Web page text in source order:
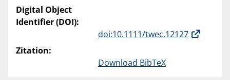
Digital Object
Identifier (DOI):
doi:10.1111/twec.12127
Zitation:
Download BibTeX